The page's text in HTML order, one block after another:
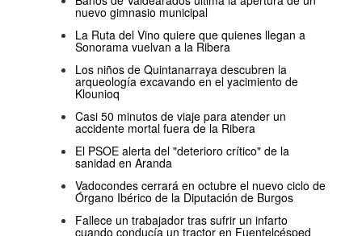
nuevo gimnasio municipal
La Ruta del Vino quiere que quienes llegan a
Sonorama vuelvan a la Ribera
Los niños de Quintanarraya descubren la
arqueología excavando en el yacimiento de
Klounioq
Casi 50 minutos de viaje para atender un
accidente mortal fuera de la Ribera
El PSOE alerta del "deterioro crítico" de la
sanidad en Aranda
Vadocondes cerrará en octubre el nuevo ciclo de
Órgano Ibérico de la Diputación de Burgos
Fallece un trabajador tras sufrir un infarto
cuando conducía un tractor en Fuentelcésped